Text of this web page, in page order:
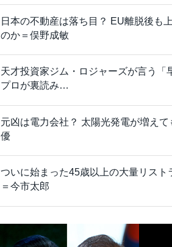
日本の不動産は落ち目？ EU離脱後も
のか＝俣野成敏
天才投資家ジム・ロジャーズが言う
プロが裏読み…
元凶は電力会社？ 太陽光発電が増え
優
ついに始まった45歳以上の大量リス
＝今市太郎